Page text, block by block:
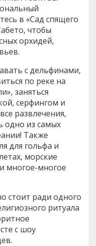
в «Сад спящего
чтобы
орхидей,
с дельфинами,
по реке на
заняться
серфингом и
развлечения,
одно из самых
Также
для гольфа и
морские
многое-многое
стоит ради одного
ритуала
с шоу